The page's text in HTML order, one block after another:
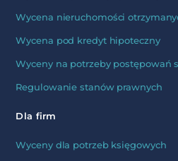
Wycena nieruchomości
Wycena pod kredyt hipoteczny
Wyceny na potrzeby postępowań
Regulowanie stanów prawnych
Dla firm
Wyceny dla potrzeb księgowych